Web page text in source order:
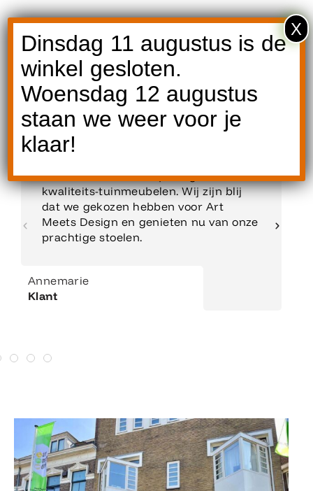
Reviews
Een betrouwbaar en prettig adres voor
kwaliteits-tuinmeubelen. Wij zijn blij
dat we gekozen hebben voor Art
Meets Design en genieten nu van onze
prachtige stoelen.
Annemarie
Klant
Dinsdag 11 augustus is de
winkel gesloten.
Woensdag 12 augustus
staan we weer voor je
klaar!
X